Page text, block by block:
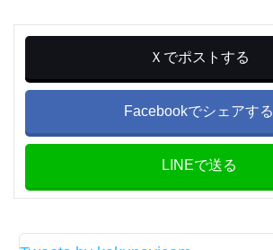
Ｘでポストする
Facebookでシェアする
LINEで送る